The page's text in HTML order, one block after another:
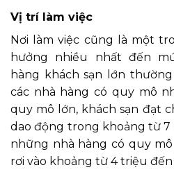
Vị trí làm việc
Nơi làm việc cũng là một
hưởng nhiều nhất đến
hàng khách sạn lớn
các nhà hàng có quy mô
quy mô lớn, khách sạn đạt
dao động trong khoảng từ 7
những nhà hàng có quy
rơi vào khoảng từ 4 triệu đến